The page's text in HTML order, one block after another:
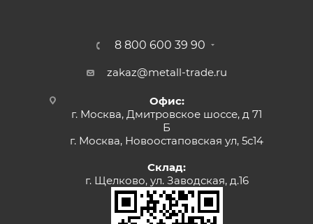
8 800 600 39 90
zakaz@metall-trade.ru
Офис:
г. Москва, Дмитровское шоссе, д 71
Б
г. Москва, Новоостаповская ул, 5с14
Склад:
г. Щелково, ул. Заводская, д.16